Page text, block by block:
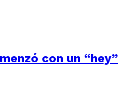
con un “hey”